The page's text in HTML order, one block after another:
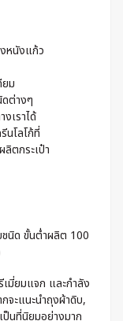
หนังแก้ว
ม
ดต่างๆ
เราได้
นโลโก้ที่
ตกระเป๋า
นิด ขั้นต่ำผลิต 100
มี่ยมแจก และกำลัง
จะแนะนำถุงผ้าดิบ,
ป็นที่นิยมอย่างมาก